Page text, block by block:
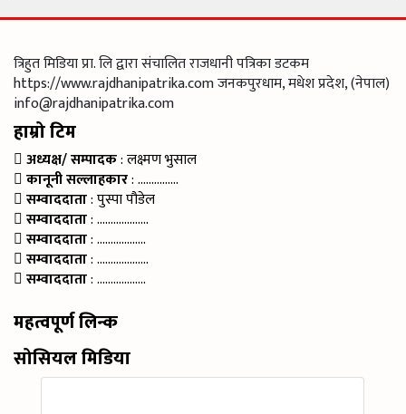
त्रिहुत मिडिया प्रा. लि द्वारा संचालित राजधानी पत्रिका डटकम
https://www.rajdhanipatrika.com जनकपुरधाम, मधेश प्रदेश, (नेपाल)
info@rajdhanipatrika.com
हाम्रो टिम
अध्यक्ष/ सम्पादक: लक्ष्मण भुसाल
कानूनी सल्लाहकार: ……………
सम्वाददाता: पुस्पा पौडेल
सम्वाददाता: ……………….
सम्वाददाता: ………………
सम्वाददाता: ……………….
सम्वाददाता: ………………
महत्वपूर्ण लिन्क
सोसियल मिडिया